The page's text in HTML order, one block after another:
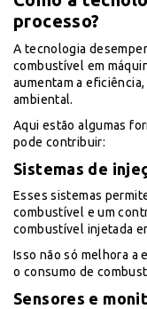
processo?
A tecnologia
combustível em
aumentam a
ambiental.
Aqui estão algumas
pode contribuir:
Sistemas de
Esses sistemas
combustível e um
combustível injetada
Isso não só melhora a
o consumo de
Sensores e